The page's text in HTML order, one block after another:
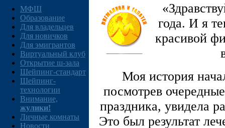
МФШ
Образование
Для владельцев
Для новичков
Для эмигрантов
Виртуальный клуб
Открытие ш-зала
Шейпинг-стандарт
Шейпинг-
технологии
Внимание,
жулики!
Личные комнаты
Новости
года. И я
красивой
Моя история
посмотрев
праздника, увидела
Это был результат